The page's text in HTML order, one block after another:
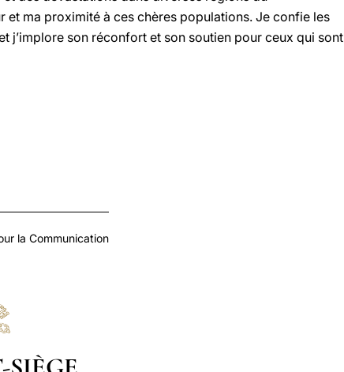
et ma proximité à ces chères populations. Je confie les
j’implore son réconfort et son soutien pour ceux qui sont
la Communication